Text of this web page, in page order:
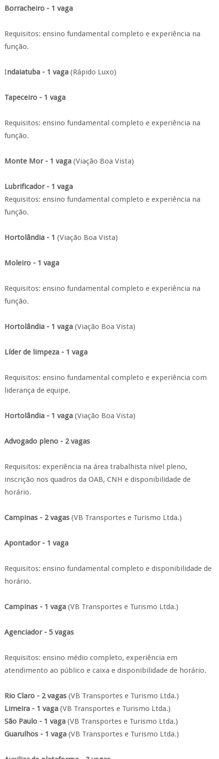
Borracheiro - 1 vaga
Requisitos: ensino fundamental completo e experiência na
função.
Indaiatuba - 1 vaga(Rápido Luxo)
Tapeceiro - 1 vaga
Requisitos: ensino fundamental completo e experiência na
função.
Monte Mor - 1 vaga (Viação Boa Vista)
Lubrificador - 1 vaga
Requisitos: ensino fundamental completo e experiência na
função.
Hortolândia - 1 (Viação Boa Vista)
Moleiro - 1 vaga
Requisitos: ensino fundamental completo e experiência na
função.
Hortolândia - 1 vaga(Viação Boa Vista)
Líder de limpeza - 1 vaga
Requisitos: ensino fundamental completo e experiência com
liderança de equipe.
Hortolândia - 1 vaga(Viação Boa Vista)
Advogado pleno - 2 vagas
Requisitos: experiência na área trabalhista nível pleno,
inscrição nos quadros da OAB, CNH e disponibilidade de
horário.
Campinas - 2 vagas(VB Transportes e Turismo Ltda.)
Apontador - 1 vaga
Requisitos: ensino fundamental completo e disponibilidade de
horário.
Campinas - 1 vaga(VB Transportes e Turismo Ltda.)
Agenciador - 5 vagas
Requisitos: ensino médio completo, experiência em
atendimento ao público e caixa e disponibilidade de horário.
Rio Claro - 2 vagas(VB Transportes e Turismo Ltda.)
Limeira - 1 vaga (VB Transportes e Turismo Ltda.)
São Paulo - 1 vaga(VB Transportes e Turismo Ltda.)
Guarulhos - 1 vaga(VB Transportes e Turismo Ltda.)